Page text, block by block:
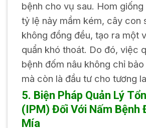
bệnh cho vụ sau. Hom
tỷ lệ nảy mầm kém, cây con
không đồng đều, tạo ra một
quẩn khó thoát. Do đó, việc
bệnh đốm nâu không chỉ
mà còn là đầu tư cho tương
5. Biện Pháp Quản Lý
(IPM) Đối Với Nấm Bệnh
Mía